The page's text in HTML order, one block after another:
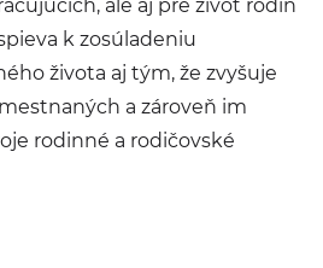
ale aj pre život rodín
k zosúladeniu
života aj tým, že zvyšuje
a zároveň im
rodinné a rodičovské